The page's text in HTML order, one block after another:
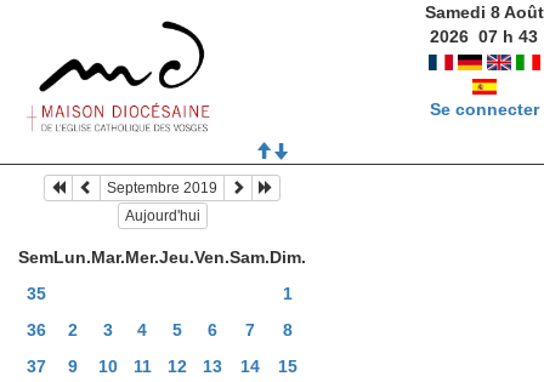
Samedi 8 Août
2026 07 h43
Se connecter
Septembre 2019
Aujourd'hui
SemLun.Mar.Mer.Jeu.Ven.Sam.Dim.
35
1
36
2 3 4 5 6 7
8
37
9 10 11 12 13 14
15